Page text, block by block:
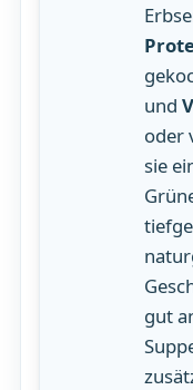
und
oder
sie
gut